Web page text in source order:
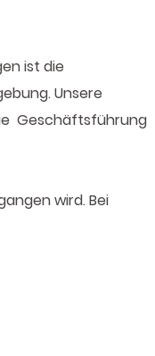
ist die
Unsere
Geschäftsführung
wird. Bei